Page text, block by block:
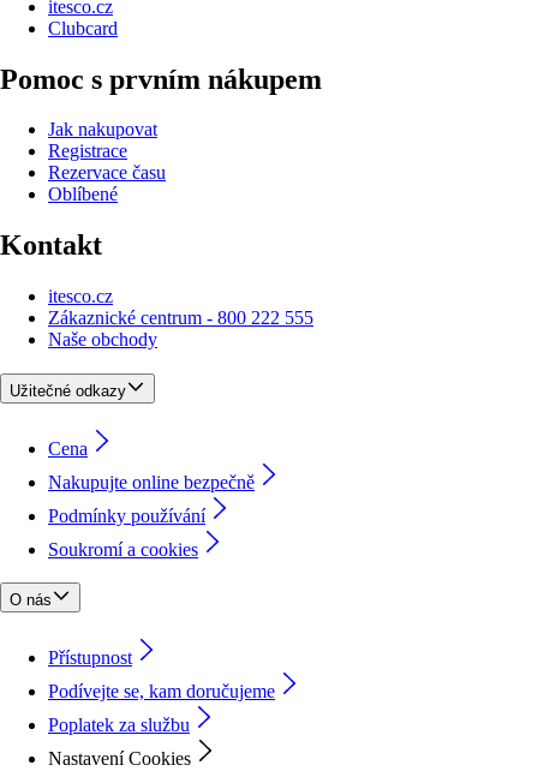
itesco.cz
Clubcard
Pomoc s prvním nákupem
Jak nakupovat
Registrace
Rezervace času
Oblíbené
Kontakt
itesco.cz
Zákaznické centrum - 800 222 555
Naše obchody
Užitečné odkazy
Cena
Nakupujte online bezpečně
Podmínky používání
Soukromí a cookies
O nás
Přístupnost
Podívejte se, kam doručujeme
Poplatek za službu
Nastavení Cookies